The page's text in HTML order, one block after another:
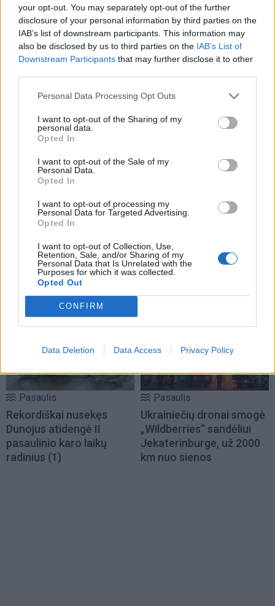
your opt-out. You may separately opt-out of the further
disclosure of your personal information by third parties on the
IAB’s list of downstream participants. This information may
also be disclosed by us to third parties on the IAB’s List of
Downstream Participants that may further disclose it to other
Personal Data Processing Opt Outs
I want to opt-out of the Sharing of my
personal data.
Opted In
I want to opt-out of the Sale of my
Personal Data.
Opted In
I want to opt-out of processing my
Personal Data for Targeted Advertising.
Opted In
I want to opt-out of Collection, Use,
Retention, Sale, and/or Sharing of my
Personal Data that Is Unrelated with the
Purposes for which it was collected.
Opted Out
CONFIRM
Data Deletion Data Access Privacy Policy
Serbijoje – pirmasis nuo
laukia keblūs pokalbiai
karinės bazės Vakarų
policija
Skaudus smūgis Rusijos
energetikos pajamoms:
JAV Senatas pritarė
Stalino šešėlis virš
Kremliaus: kas laukia
Rusijos pasitraukus
Pasaulis
Rekordiškai nusekęs
Dunojus atidengė II
pasaulinio karo laikų
radinius (1)
Pasaulis
Ukrainiečių dronai smogė
„Wildberries“ sandėliui
Jekaterinburge, už 2000
km nuo sienos